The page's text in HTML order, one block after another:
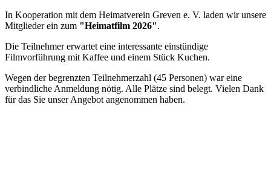
In Kooperation mit dem Heimatverein Greven e. V. laden wir unsere
Mitglieder ein zum "Heimatfilm 2026".
Die Teilnehmer erwartet eine interessante einstündige
Filmvorführung mit Kaffee und einem Stück Kuchen.
Wegen der begrenzten Teilnehmerzahl (45 Personen) war eine
verbindliche Anmeldung nötig. Alle Plätze sind belegt. Vielen Dank
für das Sie unser Angebot angenommen haben.